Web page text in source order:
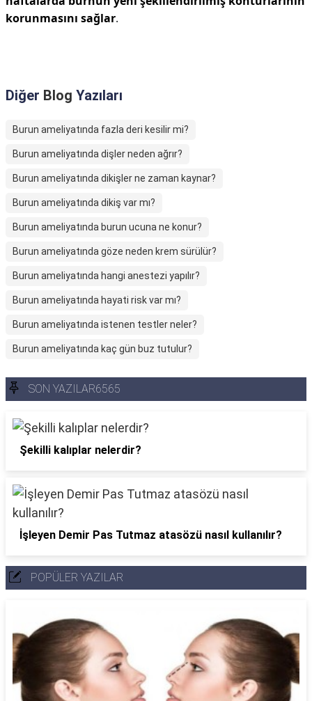
korunmasını sağlar.
Diğer Blog Yazıları
Burun ameliyatında fazla deri kesilir mi?
Burun ameliyatında dişler neden ağrır?
Burun ameliyatında dikişler ne zaman kaynar?
Burun ameliyatında dikiş var mı?
Burun ameliyatında burun ucuna ne konur?
Burun ameliyatında göze neden krem sürülür?
Burun ameliyatında hangi anestezi yapılır?
Burun ameliyatında hayati risk var mı?
Burun ameliyatında istenen testler neler?
Burun ameliyatında kaç gün buz tutulur?
SON YAZILAR6565
Şekilli kalıplar nelerdir?
İşleyen Demir Pas Tutmaz atasözü nasıl kullanılır?
POPÜLER YAZILAR